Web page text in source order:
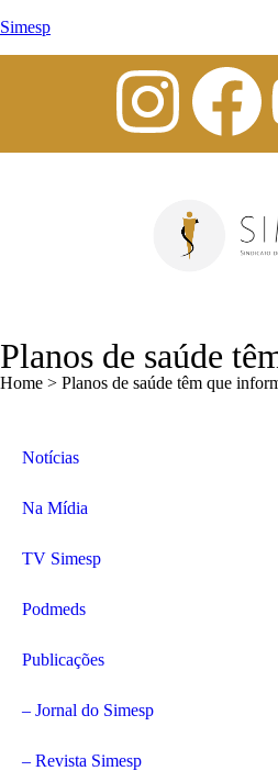
Simesp
Planos de saúde
Home > Planos de saúde têm que
Notícias
Na Mídia
TV Simesp
Podmeds
Publicações
– Jornal do Simesp
– Revista Simesp